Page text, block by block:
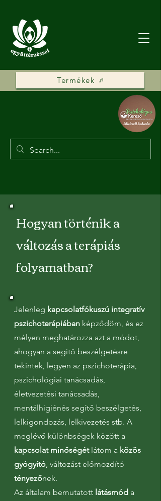
Termékek
Hogyan történik a
változás a terápiás
folyamatban?
Jelenleg kapcsolatfókuszú integratív
pszichoterápiában képződöm, és ez
mélyen meghatározza azt a módot,
ahogyan a segítő beszélgetésre
tekintek, legyen az pszichoterápia,
pszichológiai tanácsadás,
életvezetési tanácsadás,
mentálhigiénés segítő beszélgetés,
lelkigondozás, lelkivezetés stb. A
meglévő különbségek között a
kapcsolat minőségétlátom a közös
gyógyító, változást előmozdító
tényezőnek.
Az általam bemutatott látásmód a